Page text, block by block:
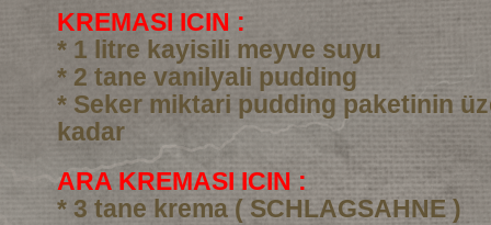
KREMASI ICIN :
* 1 litre kayisili meyve suyu
* 2 tane vanilyali pudding
* Seker miktari pudding paketinin
kadar
ARA KREMASI ICIN :
* 3 tane krema ( SCHLAGSAHNE )